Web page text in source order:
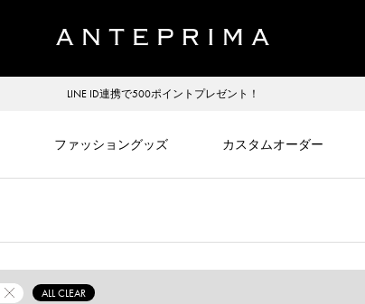
LINE ID連携で500ポイントプレゼント！
ファッショングッズ カスタムオーダー
ALL CLEAR